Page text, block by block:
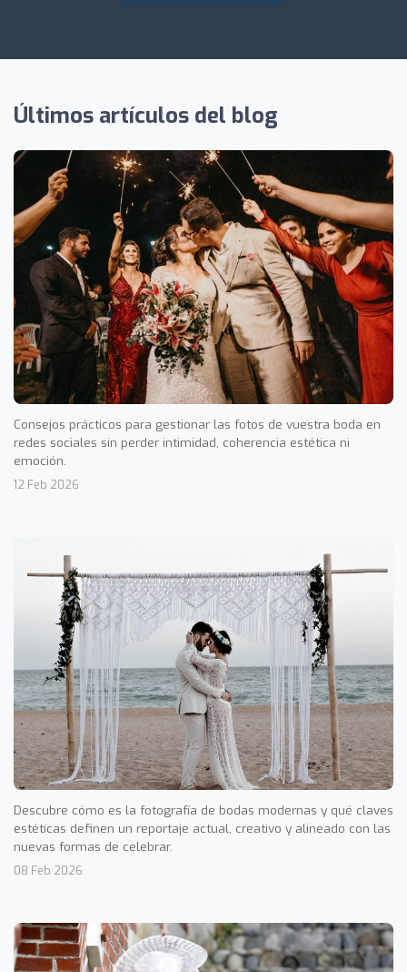
Últimos artículos del blog
Consejos prácticos para gestionar las fotos de vuestra boda en
redes sociales sin perder intimidad, coherencia estética ni
emoción.
12 Feb 2026
Descubre cómo es la fotografía de bodas modernas y qué claves
estéticas definen un reportaje actual, creativo y alineado con las
nuevas formas de celebrar.
08 Feb 2026